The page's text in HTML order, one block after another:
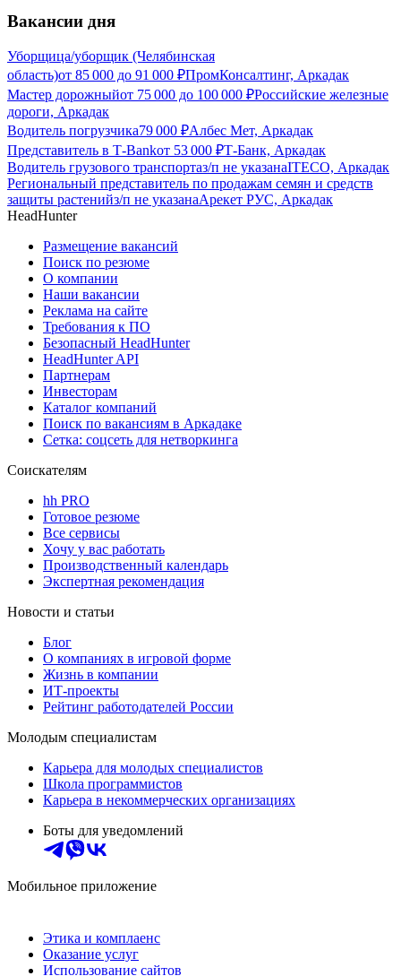
Вакансии дня
Уборщица/уборщик (Челябинская
область)от 85 000 до 91 000 ₽ПромКонсалтинг, Аркадак
Мастер дорожныйот 75 000 до 100 000 ₽Российские железные
дороги, Аркадак
Водитель погрузчика79 000 ₽Албес Мет, Аркадак
Представитель в Т-Bankот 53 000 ₽Т-Банк, Аркадак
Водитель грузового транспортаз/п не указанаITECO, Аркадак
Региональный представитель по продажам семян и средств
защиты растенийз/п не указанаАрекет РУС, Аркадак
HeadHunter
Размещение вакансий
Поиск по резюме
О компании
Наши вакансии
Реклама на сайте
Требования к ПО
Безопасный HeadHunter
HeadHunter API
Партнерам
Инвесторам
Каталог компаний
Поиск по вакансиям в Аркадаке
Сетка: соцсеть для нетворкинга
Соискателям
hh PRO
Готовое резюме
Все сервисы
Хочу у вас работать
Производственный календарь
Экспертная рекомендация
Новости и статьи
Блог
О компаниях в игровой форме
Жизнь в компании
ИТ-проекты
Рейтинг работодателей России
Молодым специалистам
Карьера для молодых специалистов
Школа программистов
Карьера в некоммерческих организациях
Боты для уведомлений
Мобильное приложение
Этика и комплаенс
Оказание услуг
Использование сайтов